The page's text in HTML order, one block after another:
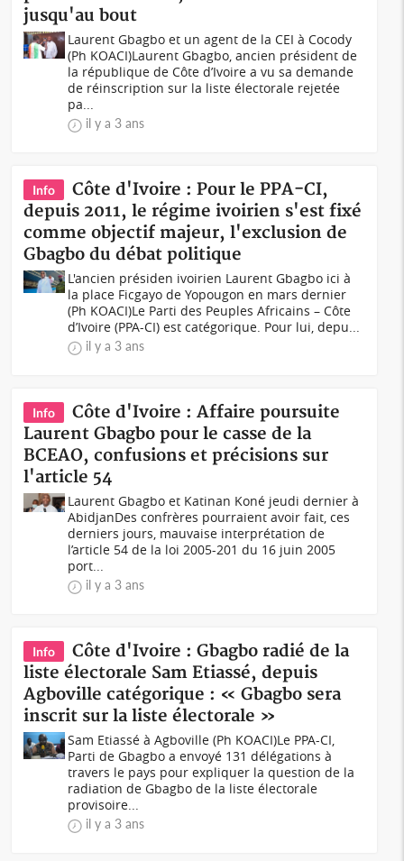
jusqu'au bout
Laurent Gbagbo et un agent de la CEI à Cocody
(Ph KOACI)Laurent Gbagbo, ancien président de
la république de Côte d’Ivoire a vu sa demande
de réinscription sur la liste électorale rejetée
pa...
il y a 3 ans
Info
Côte d'Ivoire : Pour le PPA-CI,
depuis 2011, le régime ivoirien s'est fixé
comme objectif majeur, l'exclusion de
Gbagbo du débat politique
L'ancien présiden ivoirien Laurent Gbagbo ici à
la place Ficgayo de Yopougon en mars dernier
(Ph KOACI)Le Parti des Peuples Africains – Côte
d’Ivoire (PPA-CI) est catégorique. Pour lui, depu...
il y a 3 ans
Info
Côte d'Ivoire : Affaire poursuite
Laurent Gbagbo pour le casse de la
BCEAO, confusions et précisions sur
l'article 54
Laurent Gbagbo et Katinan Koné jeudi dernier à
AbidjanDes confrères pourraient avoir fait, ces
derniers jours, mauvaise interprétation de
l’article 54 de la loi 2005-201 du 16 juin 2005
port...
il y a 3 ans
Info
Côte d'Ivoire : Gbagbo radié de la
liste électorale Sam Etiassé, depuis
Agboville catégorique : « Gbagbo sera
inscrit sur la liste électorale »
Sam Etiassé à Agboville (Ph KOACI)Le PPA-CI,
Parti de Gbagbo a envoyé 131 délégations à
travers le pays pour expliquer la question de la
radiation de Gbagbo de la liste électorale
provisoire...
il y a 3 ans